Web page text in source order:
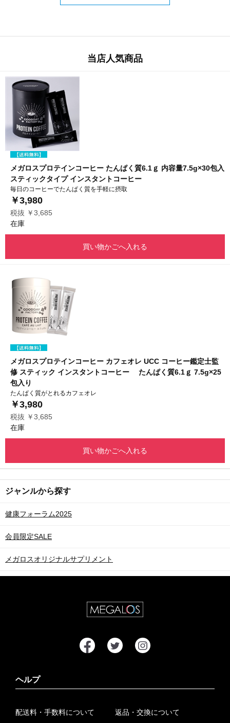
当店人気商品
メガロスプロテインコーヒー たんぱく質6.1ｇ 内容量7.5g×30包入
スティックタイプ インスタントコーヒー
毎日のコーヒーでたんぱく質を手軽に摂取
￥3,980
税抜 ￥3,685
在庫
買い物かごへ入れる
メガロスプロテインコーヒー カフェオレ UCC コーヒー鑑定士監
修 スティック インスタントコーヒー たんぱく質6.1ｇ 7.5g×25
包入り
たんぱく質がとれるカフェオレ
￥3,980
税抜 ￥3,685
在庫
買い物かごへ入れる
ジャンルから探す
健康フォーラム2025
会員限定SALE
メガロスオリジナルサプリメント
ヘルプ
配送料・手数料について
返品・交換について